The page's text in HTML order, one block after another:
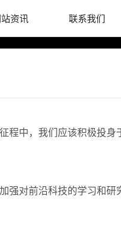
资讯 联系我们
程中，我们应该积极投身
强对前沿科技的学习和研